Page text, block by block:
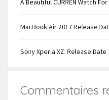
A Beautiful CURREN Watch
MacBook Air 2017 Release
Sony Xperia XZ: Release Date
Commentaires